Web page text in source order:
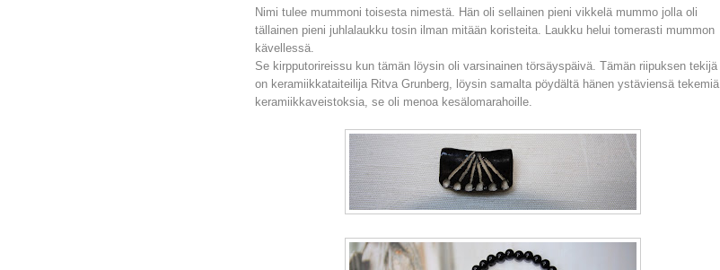
Nimi tulee mummoni toisesta nimestä. Hän oli sellainen pieni vikkelä mummo jolla oli
tällainen pieni juhlalaukku tosin ilman mitään koristeita. Laukku helui tomerasti mummon
kävellessä.
Se kirpputorireissu kun tämän löysin oli varsinainen törsäyspäivä. Tämän riipuksen tekijä
on keramiikkataiteilija Ritva Grunberg, löysin samalta pöydältä hänen ystäviensä tekemiä
keramiikkaveistoksia, se oli menoa kesälomarahoille.